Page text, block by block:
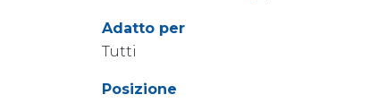
Adatto per
Tutti
Posizione